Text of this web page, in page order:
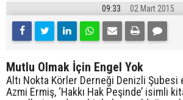
09:33 02 Mart 2015
Mutlu Olmak İçin Engel Yok
Altı Nokta Körler Derneği Denizli Şubesi
Azmi Ermiş, ‘Hakkı Hak Peşinde’ isimli